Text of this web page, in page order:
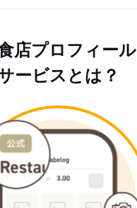
店プロフィール
ービスとは？